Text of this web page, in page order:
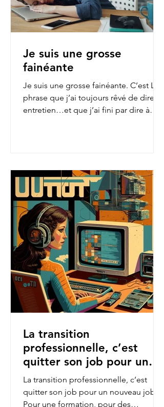
Je suis une grosse
fainéante
Je suis une grosse fainéante. C’est LA
phrase que j’ai toujours rêvé de dire en
entretien…et que j’ai fini par dire à
La transition
professionnelle, c’est
quitter son job pour un
nouveau job.
La transition professionnelle, c’est
quitter son job pour un nouveau job.
Pour une formation, pour des